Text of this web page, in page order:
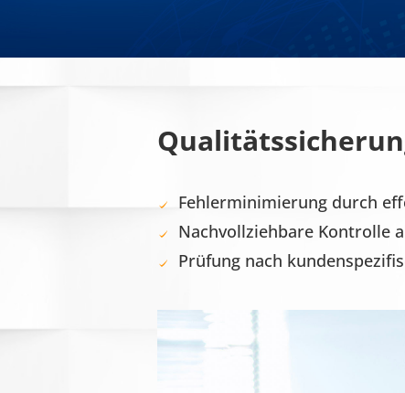
Fehlerminimierung durch
Nachvollziehbare Kontrolle
Prüfung nach